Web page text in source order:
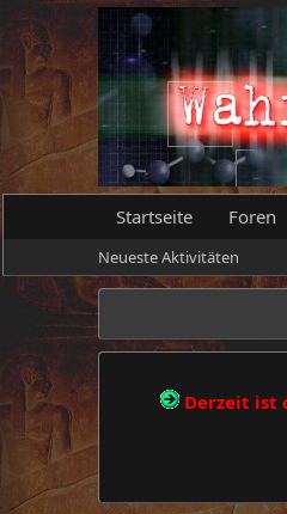
Startseite Foren
Neueste Aktivitäten
Derzeit ist